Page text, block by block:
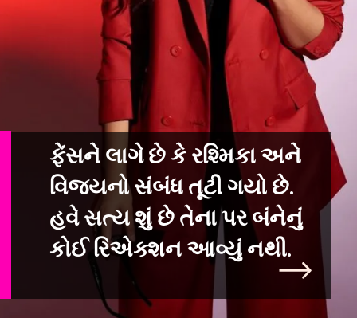
ફેંસને લાગે છે કે રશ્મિકા અને
વિજયનો સંબંધ તૂટી ગયો છે.
હવે સત્ય શું છેતેના પર બંનેનું